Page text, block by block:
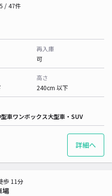
/ 47件
再入庫
可
高さ
240cm 以下
車ワンボックス大型車・SUV
詳細へ
場
歩 11分